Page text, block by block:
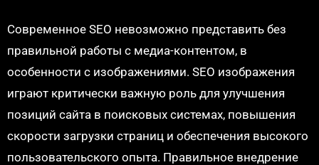
Современное SEO невозможно представить без
правильной работы с медиа-контентом, в
особенности с изображениями. SEO изображения
играют критически важную роль для улучшения
позиций сайта в поисковых системах, повышения
скорости загрузки страниц и обеспечения высокого
пользовательского опыта. Правильное внедрение